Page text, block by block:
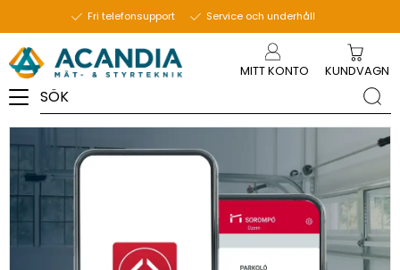
Fri telefonsupport Service och underhåll
MITT KONTO KUNDVAGN